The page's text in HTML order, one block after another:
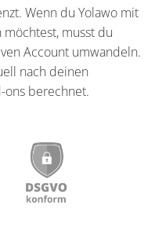
Wenn du Yolawo mit
musst du
Account umwandeln.
nach deinen
ons berechnet.